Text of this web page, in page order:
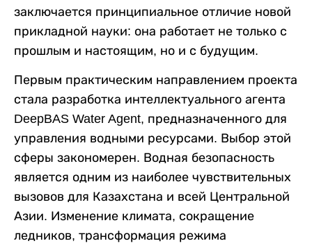
заключается принципиальное отличие новой
прикладной науки: она работает не только с
прошлым и настоящим, но и с будущим.
Первым практическим направлением проекта
стала разработка интеллектуального агента
DeepBAS Water Agent, предназначенного для
управления водными ресурсами. Выбор этой
сферы закономерен. Водная безопасность
является одним из наиболее чувствительных
вызовов для Казахстана и всей Центральной
Азии. Изменение климата, сокращение
ледников, трансформация режима